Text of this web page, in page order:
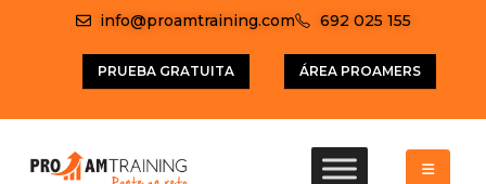
info@proamtraining.com 692 025 155
PRUEBA GRATUITA ÁREA PROAMERS